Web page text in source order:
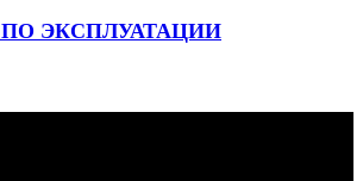
ПО ЭКСПЛУАТАЦИИ